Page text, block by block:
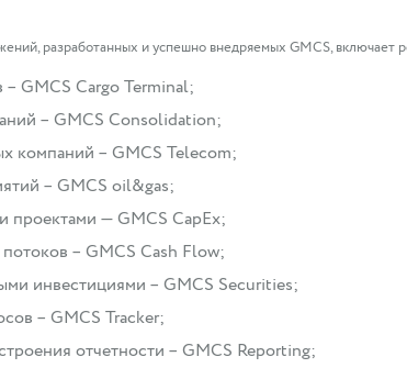
разработанных и успешно внедряемых GMCS, включает
GMCS Cargo Terminal;
– GMCS Consolidation;
компаний – GMCS Telecom;
– GMCS oil&gas;
проектами — GMCS CapEx;
– GMCS Cash Flow;
инвестициями – GMCS Securities;
– GMCS Tracker;
отчетности – GMCS Reporting;